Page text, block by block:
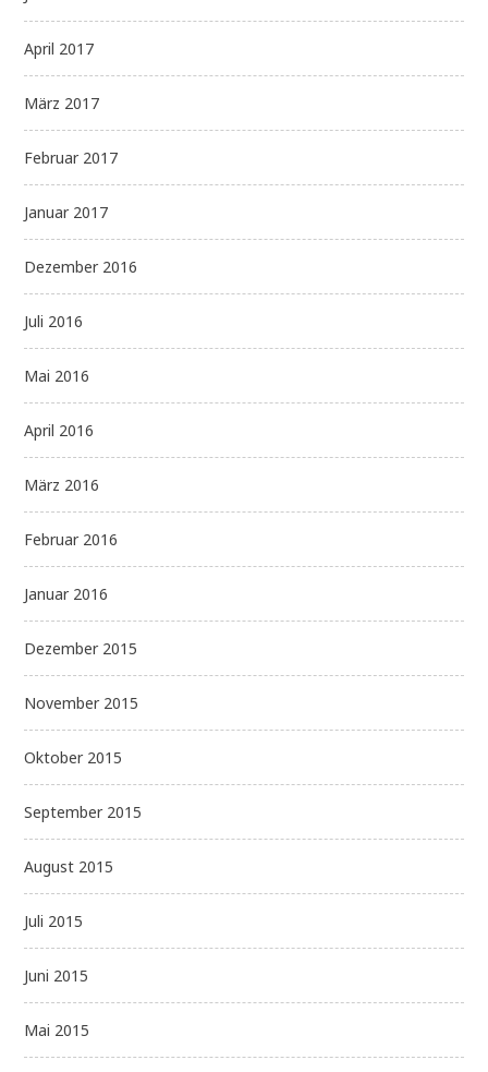
April 2017
März 2017
Februar 2017
Januar 2017
Dezember 2016
Juli 2016
Mai 2016
April 2016
März 2016
Februar 2016
Januar 2016
Dezember 2015
November 2015
Oktober 2015
September 2015
August 2015
Juli 2015
Juni 2015
Mai 2015